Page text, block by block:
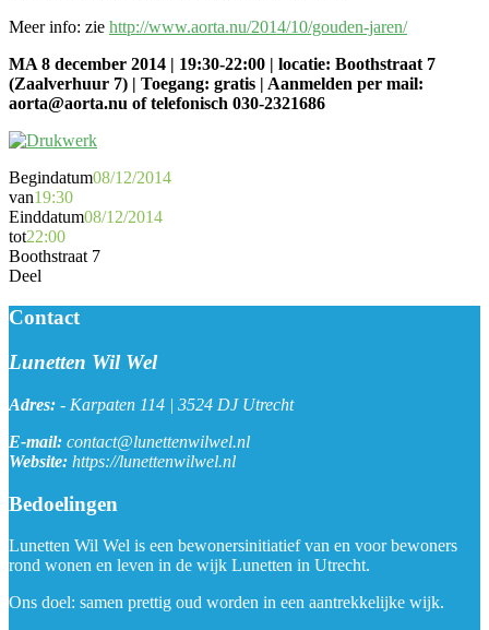
Meer info: zie http://www.aorta.nu/2014/10/gouden-jaren/
MA 8 december 2014 | 19:30-22:00 | locatie: Boothstraat 7
(Zaalverhuur 7) | Toegang: gratis | Aanmelden per mail:
aorta@aorta.nu of telefonisch 030-2321686
Begindatum08/12/2014
van19:30
Einddatum08/12/2014
tot22:00
Boothstraat 7
Deel
Contact
Lunetten Wil Wel
Adres: - Karpaten 114 | 3524 DJ Utrecht
E-mail: contact@lunettenwilwel.nl
Website: https://lunettenwilwel.nl
Bedoelingen
Lunetten Wil Wel is een bewonersinitiatief van en voor bewoners
rond wonen en leven in de wijk Lunetten in Utrecht.
Ons doel: samen prettig oud worden in een aantrekkelijke wijk.